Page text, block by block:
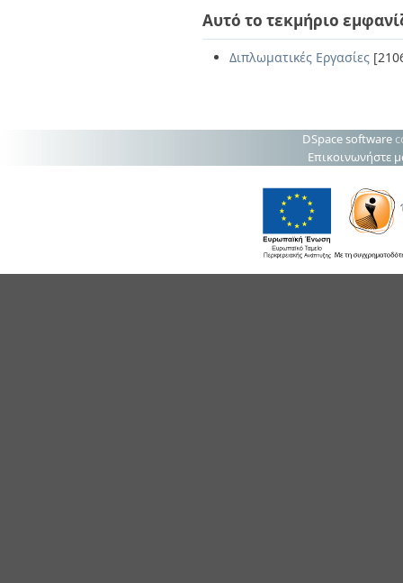
Αυτό το τεκμήριο
Διπλωματικές Εργασίες
DSpace software
Επικοινωνήστε